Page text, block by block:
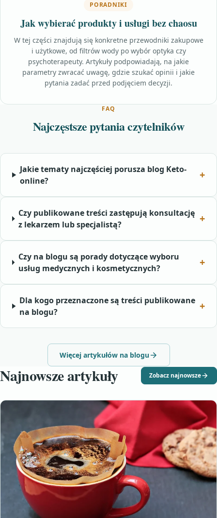
PORADNIKI
Jak wybierać produkty i usługi bez chaosu
W tej części znajdują się konkretne przewodniki zakupowe
i użytkowe, od filtrów wody po wybór optyka czy
psychoterapeuty. Artykuły podpowiadają, na jakie
parametry zwracać uwagę, gdzie szukać opinii i jakie
pytania zadać przed podjęciem decyzji.
FAQ
Najczęstsze pytania czytelników
Jakie tematy najczęściej porusza blog Keto-
online?
Czy publikowane treści zastępują konsultację
z lekarzem lub specjalistą?
Czy na blogu są porady dotyczące wyboru
usług medycznych i kosmetycznych?
Dla kogo przeznaczone są treści publikowane
na blogu?
Więcej artykułów na blogu
Najnowsze artykuły Zobacz najnowsze